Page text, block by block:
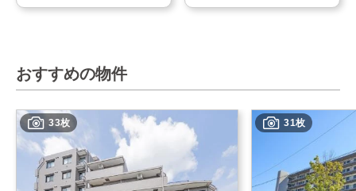
おすすめの物件
33枚 31枚